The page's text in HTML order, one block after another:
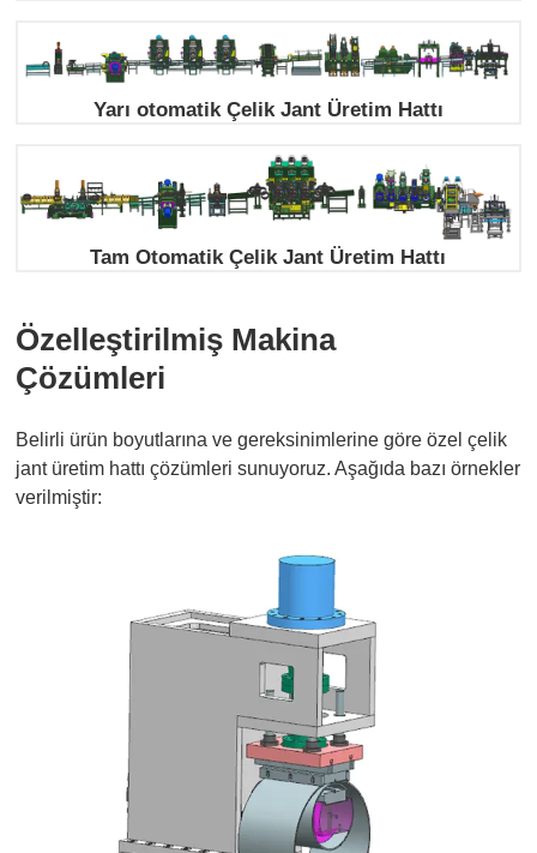
Yarı otomatik Çelik Jant Üretim Hattı
Tam Otomatik Çelik Jant Üretim Hattı
Özelleştirilmiş Makina
Çözümleri
Belirli ürün boyutlarına ve gereksinimlerine göre özel çelik
jant üretim hattı çözümleri sunuyoruz. Aşağıda bazı örnekler
verilmiştir: